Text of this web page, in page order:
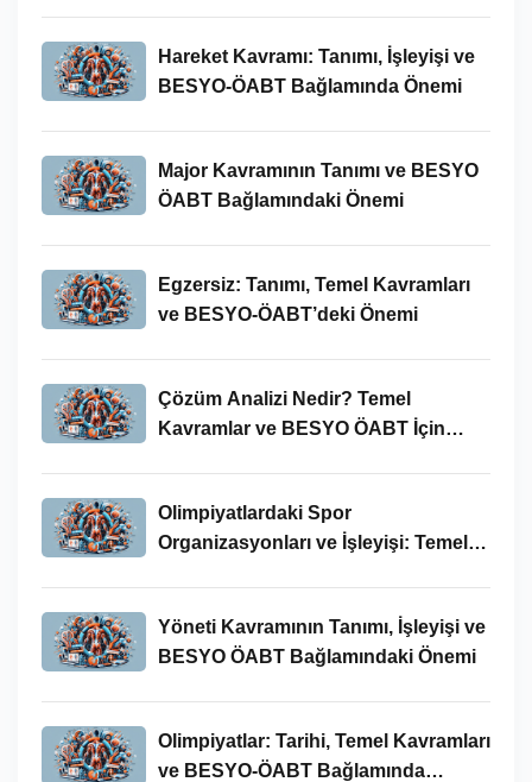
Hareket Kavramı: Tanımı, İşleyişi ve
BESYO-ÖABT Bağlamında Önemi
Major Kavramının Tanımı ve BESYO
ÖABT Bağlamındaki Önemi
Egzersiz: Tanımı, Temel Kavramları
ve BESYO-ÖABT’deki Önemi
Çözüm Analizi Nedir? Temel
Kavramlar ve BESYO ÖABT İçin
Olimpiyatlardaki Spor
Organizasyonları ve İşleyişi: Temel
Yöneti Kavramının Tanımı, İşleyişi ve
BESYO ÖABT Bağlamındaki Önemi
Olimpiyatlar: Tarihi, Temel Kavramları
ve BESYO-ÖABT Bağlamında